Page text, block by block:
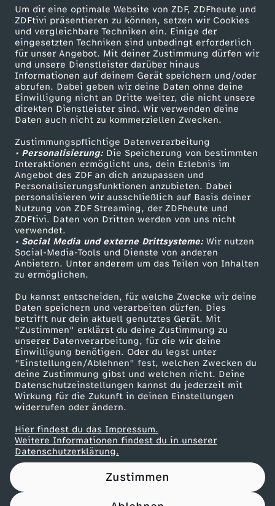
Um dir eine optimale Website von ZDF, ZDFheute und
ZDFtivi präsentieren zu können, setzen wir Cookies
und vergleichbare Techniken ein. Einige der
eingesetzten Techniken sind unbedingt erforderlich
für unser Angebot. Mit deiner Zustimmung dürfen wir
und unsere Dienstleister darüber hinaus
Informationen auf deinem Gerät speichern und/oder
abrufen. Dabei geben wir deine Daten ohne deine
Einwilligung nicht an Dritte weiter, die nicht unsere
direkten Dienstleister sind. Wir verwenden deine
Daten auch nicht zu kommerziellen Zwecken.
Zustimmungspflichtige Datenverarbeitung
• Personalisierung:Die Speicherung von bestimmten
Interaktionen ermöglicht uns, dein Erlebnis im
Angebot des ZDF an dich anzupassen und
Personalisierungsfunktionen anzubieten. Dabei
personalisieren wir ausschließlich auf Basis deiner
Nutzung von ZDF Streaming, der ZDFheute und
ZDFtivi. Daten von Dritten werden von uns nicht
verwendet.
• Social Media und externe Drittsysteme:Wir nutzen
Social-Media-Tools und Dienste von anderen
Anbietern. Unter anderem um das Teilen von Inhalten
zu ermöglichen.
Du kannst entscheiden, für welche Zwecke wir deine
Daten speichern und verarbeiten dürfen. Dies
betrifft nur dein aktuell genutztes Gerät. Mit
"Zustimmen" erklärst du deine Zustimmung zu
unserer Datenverarbeitung, für die wir deine
Einwilligung benötigen. Oder du legst unter
"Einstellungen/Ablehnen" fest, welchen Zwecken du
deine Zustimmung gibst und welchen nicht. Deine
Datenschutzeinstellungen kannst du jederzeit mit
Wirkung für die Zukunft in deinen Einstellungen
widerrufen oder ändern.
Hier findest du das Impressum.
Weitere Informationen findest du in unserer
Datenschutzerklärung.
Zustimmen
v
S
o
n
g
Mehr ZDF
ZDF-Apps
Smart TV
ZDFtext
Livestreams
Sendungen A-Z
TV-Programm
Service
ZDFmitreden
Kontakt zum ZDF
Tickets
Zuschauerservice
Hilfe
ZDF Unternehmen
Karriere
ZDF goes Schule
Werbefernsehen
Mainzelmännchen
Partner